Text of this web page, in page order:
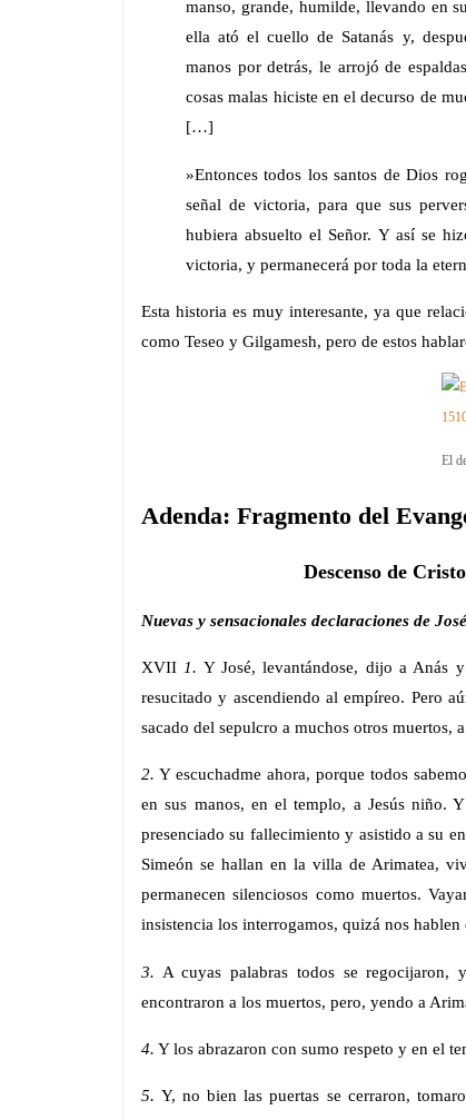
manso, grande, humilde, llevando en
ella ató el cuello de Satanás y,
manos por detrás, le arrojó de
cosas malas hiciste en el decurso de
[…]
»Entonces todos los santos de Dios
señal de victoria, para que sus
hubiera absuelto el Señor. Y así se
victoria, y permanecerá por toda la
Esta historia es muy interesante, ya que
como Teseo y Gilgamesh, pero de estos
El
Adenda: Fragmento del
Descenso de
Nuevas y sensacionales declaraciones de
XVII 1. Y José, levantándose, dijo a Anás
resucitado y ascendiendo al empíreo. Pero
sacado del sepulcro a muchos otros muertos,
2. Y escuchadme ahora, porque todos
en sus manos, en el templo, a Jesús niño.
presenciado su fallecimiento y asistido a su
Simeón se hallan en la villa de Arimatea,
permanecen silenciosos como muertos.
insistencia los interrogamos, quizá nos
3. A cuyas palabras todos se
encontraron a los muertos, pero, yendo a
4. Y los abrazaron con sumo respeto y en el
5.Y, no bien las puertas se cerraron,